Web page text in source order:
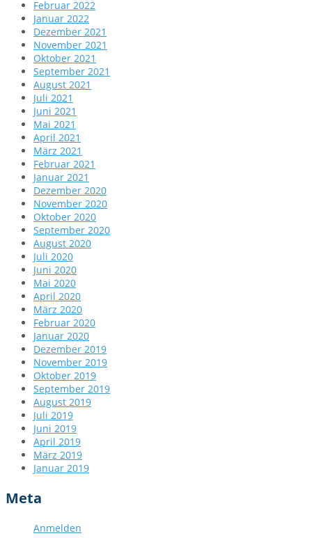
Februar 2022
Januar 2022
Dezember 2021
November 2021
Oktober 2021
September 2021
August 2021
Juli 2021
Juni 2021
Mai 2021
April 2021
März 2021
Februar 2021
Januar 2021
Dezember 2020
November 2020
Oktober 2020
September 2020
August 2020
Juli 2020
Juni 2020
Mai 2020
April 2020
März 2020
Februar 2020
Januar 2020
Dezember 2019
November 2019
Oktober 2019
September 2019
August 2019
Juli 2019
Juni 2019
April 2019
März 2019
Januar 2019
Meta
Anmelden